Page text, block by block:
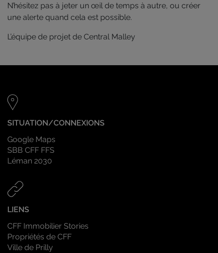
N’hésitez pas à jeter un œil de temps à autre, ou créer
une alerte quand cela est possible.
L’équipe de projet de Central Malley
SITUATION/CONNEXIONS
Google Maps
SBB CFF FFS
Léman 2030
LIENS
CFF Immobilier Stories
Propriétés de CFF
Ville de Prilly